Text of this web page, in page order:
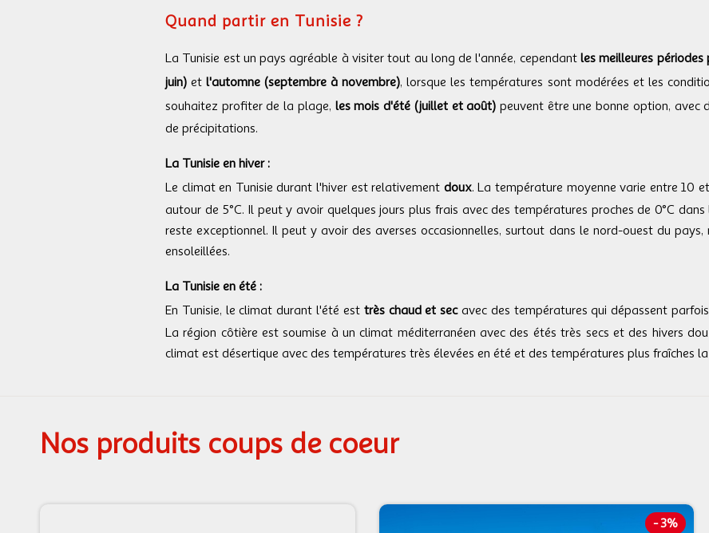
Quand partir en Tunisie ?
La Tunisie est un pays agréable à visiter tout au long de l'année, cependantles meilleures périodes
juin) etl'automne (septembre à novembre), lorsque les températures sont modérées et les
souhaitez profiter de la plage, les mois d'été (juillet et août) peuvent être une bonne option, avec
de précipitations.
La Tunisie en hiver :
Le climat en Tunisie durant l'hiver est relativement doux. La température moyenne varie entre 10
autour de 5°C. Il peut y avoir quelques jours plus frais avec des températures proches de 0°C
reste exceptionnel. Il peut y avoir des averses occasionnelles, surtout dans le nord-ouest du
ensoleillées.
La Tunisie en été :
En Tunisie, le climat durant l'été est très chaud et secavec des températures qui dépassent
La région côtière est soumise à un climat méditerranéen avec des étés très secs et des hivers
climat est désertique avec des températures très élevées en été et des températures plus fraîches
Nos produits coups de coeur
-3%